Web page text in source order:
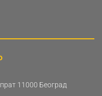
11000 Београд